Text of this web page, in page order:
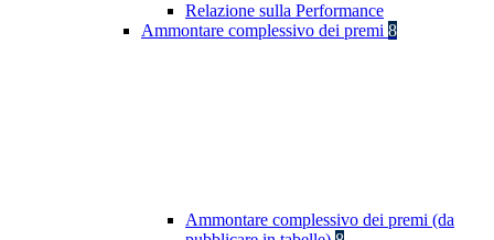
Relazione sulla Performance
Ammontare complessivo dei premi 8
Ammontare complessivo dei premi (da